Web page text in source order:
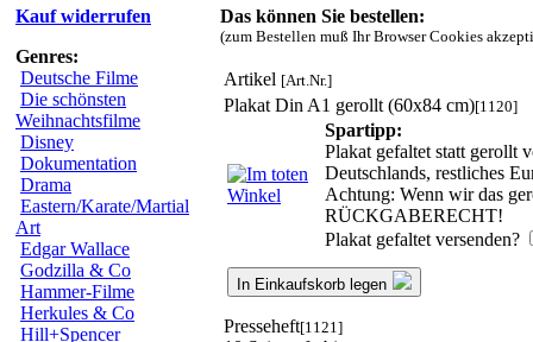
Kauf widerrufen
Genres:
Deutsche Filme
Die schönsten
Weihnachtsfilme
Disney
Dokumentation
Drama
Eastern/Karate/Martial
Art
Edgar Wallace
Godzilla & Co
Hammer-Filme
Herkules & Co
Hill+Spencer
Das können Sie bestellen:
(zum Bestellen muß Ihr Browser Cookies
Artikel [Art.Nr.]
Plakat Din A1 gerollt (60x84 cm)[1120]
Spartipp:
Plakat gefaltet statt gerollt
Deutschlands, restliches
Achtung: Wenn wir das
RÜCKGABERECHT!
Plakat gefaltet versenden?
In Einkaufskorb legen
Presseheft[1121]